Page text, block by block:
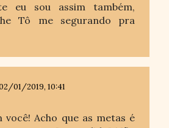
eu sou assim também,
Tô me segurando pra
01/2019, 10:41
você! Acho que as metas é